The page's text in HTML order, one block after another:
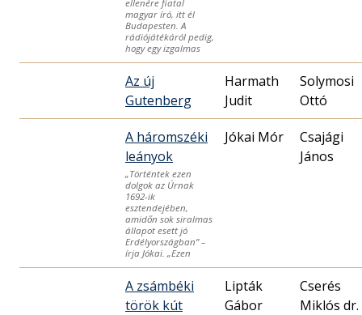
ellenére fiatal
magyar író, itt él
Budapesten. A
rádiójátékáról pedig,
hogy egy izgalmas
Az új
Gutenberg
Harmath
Judit
Solymosi
Ottó
A háromszéki
leányok
„Történtek ezen
dolgok az Úrnak
1692-ik
esztendejében,
amidőn sok siralmas
állapot esett jó
Erdélyországban” –
írja Jókai. „Ezen
Jókai Mór
Csajági
János
A zsámbéki
török kút
Lipták
Gábor
Cserés
Miklós dr.